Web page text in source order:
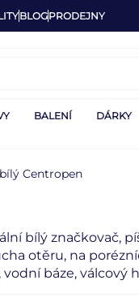
BLOGPRODEJNY
BALENÍ DÁRKY
Centropen
bílý značkovač,
otěru, na
vodní báze, válcový